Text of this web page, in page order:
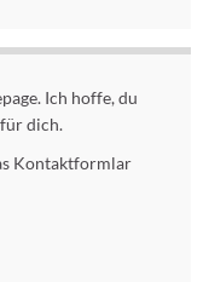
Ich hoffe, du
dich.
Kontaktformlar